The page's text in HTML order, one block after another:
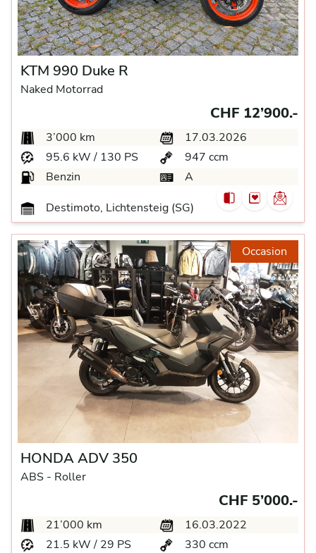
KTM 990 Duke R
Naked Motorrad
CHF 12’900.-
3’000 km
17.03.2026
95.6 kW / 130 PS
947 ccm
Benzin
A
Destimoto, Lichtensteig (SG)
Occasion
HONDA ADV 350
ABS - Roller
CHF 5’000.-
21’000 km
16.03.2022
21.5 kW / 29 PS
330 ccm